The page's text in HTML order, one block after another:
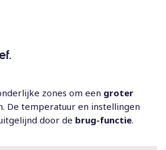
zones om een groter
De temperatuur en instellingen
door de brug-functie.